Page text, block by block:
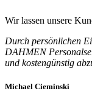
Wir lassen unsere
Durch persönlichen
DAHMEN
und kostengünstig
Michael Cieminski